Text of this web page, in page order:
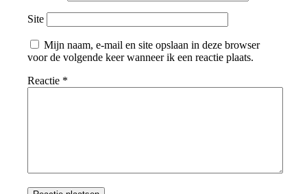
Site
Mijn naam, e-mail en site opslaan in deze browser
voor de volgende keer wanneer ik een reactie plaats.
Reactie *